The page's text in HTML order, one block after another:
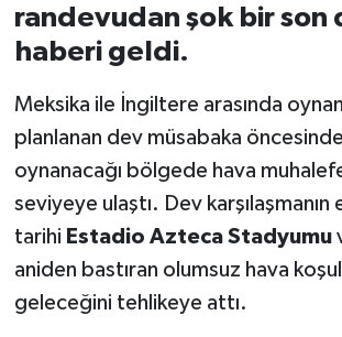
randevudan şok bir son
haberi geldi.
Meksika ile İngiltere arasında
planlanan dev müsabaka
oynanacağı bölgede hava
seviyeye ulaştı. Dev karşılaşmanın
tarihi Estadio Azteca Stadyumu
aniden bastıran olumsuz hava
geleceğini tehlikeye attı.
KENT GÜNDEMİ
Kepsut
MAGAZİN
MANŞET
Manyas